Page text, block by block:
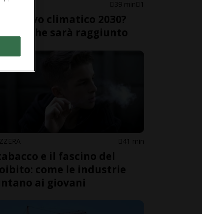
39 min 1
climatico 2030?
che sarà raggiunto
41 min
e il fascino del
come le industrie
ai giovani